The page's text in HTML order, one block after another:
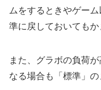
ムをするときやゲー
準に戻しておいてもか
また、グラボの負荷
なる場合も「標準」の